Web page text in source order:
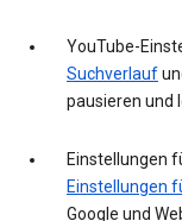
YouTube-
Suchverlauf
pausieren und
Einstellungen
Einstellungen
Google und